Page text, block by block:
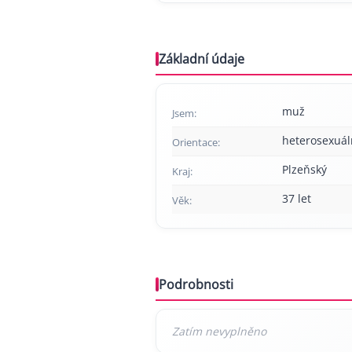
Základní údaje
Jsem: muž
Orientace:
Kraj: Plzeňský
Věk: 37 let
Podrobnosti